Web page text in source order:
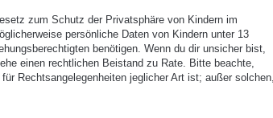
zum Schutz der Privatsphäre von Kindern im
persönliche Daten von Kindern unter 13
benötigen. Wenn du dir unsicher bist,
einen rechtlichen Beistand zu Rate. Bitte beachte,
Rechtsangelegenheiten jeglicher Art ist; außer solchen,